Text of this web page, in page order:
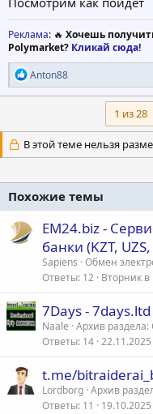
Реклама: 🔥 Хочешь
Polymarket? Кликай сюда!
Р
е
а
и
и
Anton88
1 из 28
В этой теме нельзя
Похожие темы
EM24.biz -
банки (KZT, UZS,
Sapiens Обмен
Ответы 12 Вторник в
7Days - 7days.ltd
Naale Архив
Ответы 14 22.11.2025
t.me/
Lordborg Архив
Ответы 11 19.10.2025